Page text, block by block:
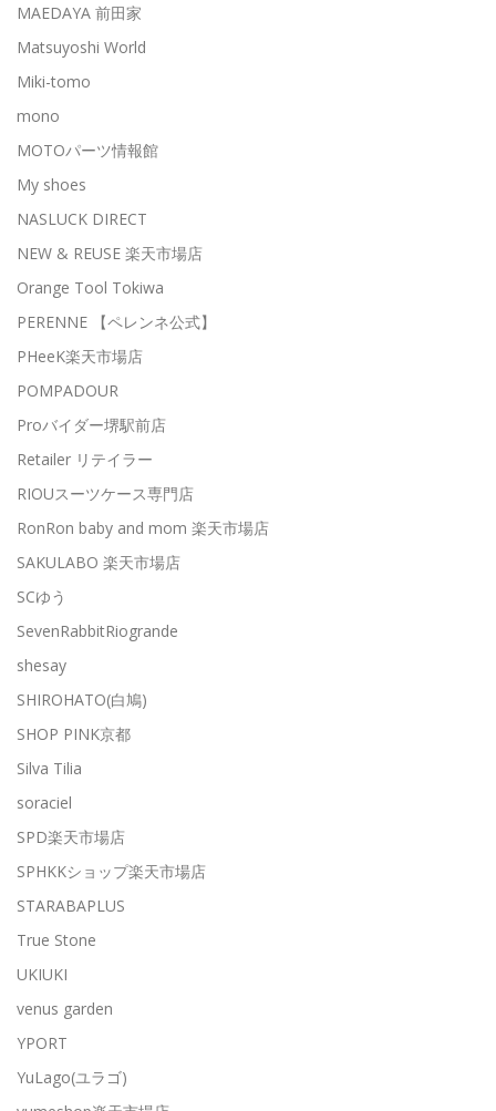
MAEDAYA 前田家
Matsuyoshi World
Miki-tomo
mono
MOTOパーツ情報館
My shoes
NASLUCK DIRECT
NEW & REUSE 楽天市場店
Orange Tool Tokiwa
PERENNE 【ペレンネ公式】
PHeeK楽天市場店
POMPADOUR
Proバイダー堺駅前店
Retailer リテイラー
RIOUスーツケース専門店
RonRon baby and mom 楽天市場店
SAKULABO 楽天市場店
SCゆう
SevenRabbitRiogrande
shesay
SHIROHATO(白鳩)
SHOP PINK京都
Silva Tilia
soraciel
SPD楽天市場店
SPHKKショップ楽天市場店
STARABAPLUS
True Stone
UKIUKI
venus garden
YPORT
YuLago(ユラゴ)